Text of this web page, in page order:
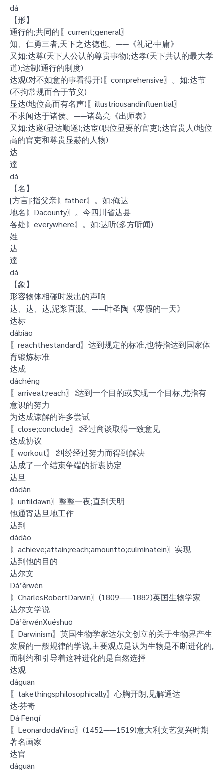
dá
【形】
通行的;共同的〖current;general〗
知、仁勇三者,天下之达德也。——《礼记·中庸》
又如:达尊(天下人公认的尊贵事物);达孝(天下共认的最大孝
道);达制(通行的制度)
达观(对不如意的事看得开)〖comprehensive〗。如:达节
(不拘常规而合于节义)
显达(地位高而有名声)〖illustriousandinfluential〗
不求闻达于诸侯。——诸葛亮《出师表》
又如:达遂(显达顺遂);达宦(职位显要的官吏);达官贵人(地位
高的官吏和尊贵显赫的人物)
达
達
dá
【名】
[方言]∶指父亲〖father〗。如:俺达
地名〖Dacounty〗。今四川省达县
各处〖everywhere〗。如:达听(多方听闻)
姓
达
達
dá
【象】
形容物体相碰时发出的声响
达、达、达,泥浆直溅。——叶圣陶《寒假的一天》
达标
dábiāo
〖reachthestandard〗达到规定的标准,也特指达到国家体
育锻炼标准
达成
dáchéng
〖arriveat;reach〗∶达到一个目的或实现一个目标,尤指有
意识的努力
为达成谅解的许多尝试
〖close;conclude〗∶经过商谈取得一致意见
达成协议
〖workout〗∶纠纷经过努力而得到解决
达成了一个结束争端的折衷协定
达旦
dádàn
〖untildawn〗整整一夜;直到天明
他通宵达旦地工作
达到
dádào
〖achieve;attain;reach;amountto;culminatein〗实现
达到他的目的
达尔文
Dá’ěrwén
〖CharlesRobertDarwin〗(1809——1882)英国生物学家
达尔文学说
Dá’ěrwénXuéshuō
〖Darwinism〗英国生物学家达尔文创立的关于生物界产生
发展的一般规律的学说,主要观点是认为生物是不断进化的,
而制约和引导着这种进化的是自然选择
达观
dáguān
〖takethingsphilosophically〗心胸开朗,见解通达
达·芬奇
Dá·Fēnqí
〖LeonardodaVinci〗(1452——1519)意大利文艺复兴时期
著名画家
达官
dáguān